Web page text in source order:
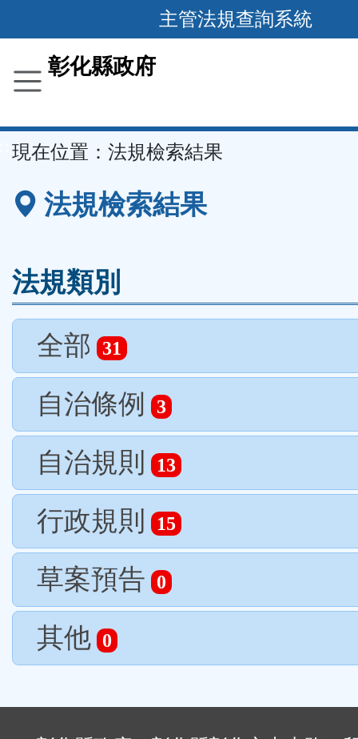
到
要
容
區
主管法規查詢系統
彰化縣政府
現在位置： 法規檢索結果
法規檢索結果
法規類別
全部 31
自治條例 3
自治規則 13
行政規則 15
草案預告 0
其他 0